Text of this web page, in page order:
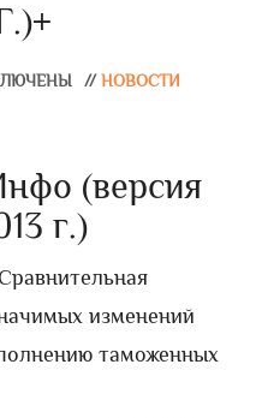
// НОВОСТИ
(версия
г.)
изменений
таможенных